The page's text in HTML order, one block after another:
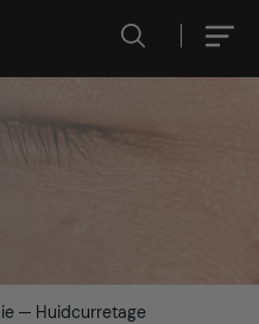
Huidcurretage